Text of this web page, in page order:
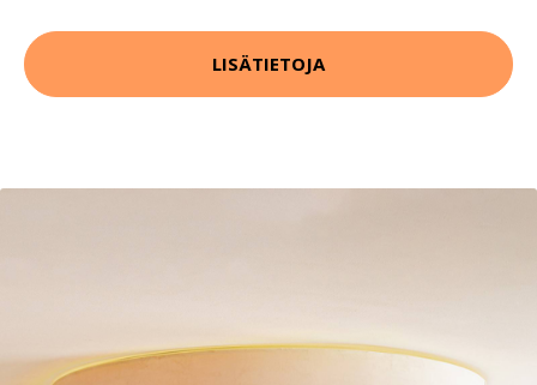
LISÄTIETOJA